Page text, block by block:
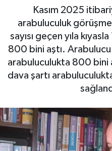
Kasım 2025
arabuluculuk
sayısı geçen yıla
800 bini aştı.
arabuluculukta 800 bini
dava şartı
HABER
LOJİSTİK
MAGAZİN
SAĞLIK
SON DAKİKA
Tüm Manşetler
Son Dakika Haberleri
Haber Arşivi